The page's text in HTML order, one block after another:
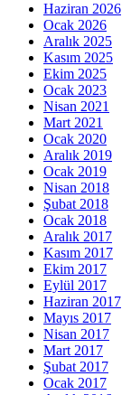
Haziran 2026
Ocak 2026
Aralık 2025
Kasım 2025
Ekim 2025
Ocak 2023
Nisan 2021
Mart 2021
Ocak 2020
Aralık 2019
Ocak 2019
Nisan 2018
Şubat 2018
Ocak 2018
Aralık 2017
Kasım 2017
Ekim 2017
Eylül 2017
Haziran 2017
Mayıs 2017
Nisan 2017
Mart 2017
Şubat 2017
Ocak 2017